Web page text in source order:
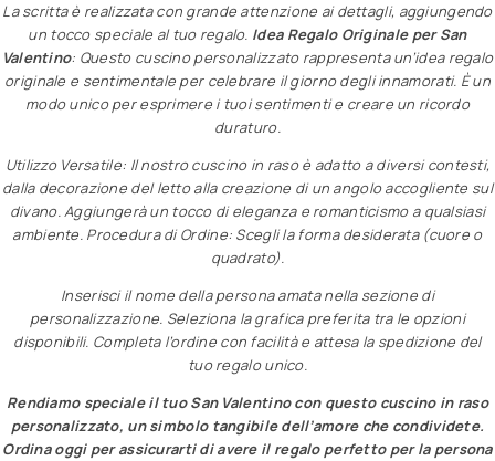
La scritta è realizzata con grande attenzione ai dettagli, aggiungendo
un tocco speciale al tuo regalo. Idea Regalo Originale per San
Valentino: Questo cuscino personalizzato rappresenta un’idea regalo
originale e sentimentale per celebrare il giorno degli innamorati. È un
modo unico per esprimere i tuoi sentimenti e creare un ricordo
duraturo.
Utilizzo Versatile: Il nostro cuscino in raso è adatto a diversi contesti,
dalla decorazione del letto alla creazione di un angolo accogliente sul
divano. Aggiungerà un tocco di eleganza e romanticismo a qualsiasi
ambiente. Procedura di Ordine: Scegli la forma desiderata (cuore o
quadrato).
Inserisci il nome della persona amata nella sezione di
personalizzazione. Seleziona la grafica preferita tra le opzioni
disponibili. Completa l’ordine con facilità e attesa la spedizione del
tuo regalo unico.
Rendiamo speciale il tuo San Valentino con questo cuscino in raso
personalizzato, un simbolo tangibile dell’amore che condividete.
Ordina oggi per assicurarti di avere il regalo perfetto per la persona